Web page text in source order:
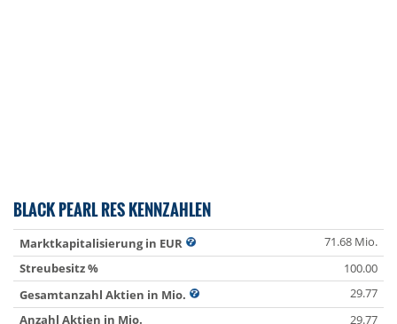
BLACK PEARL RES KENNZAHLEN
Marktkapitalisierung in EUR
71.68 Mio.
Streubesitz %
100.00
Gesamtanzahl Aktien in Mio.
29.77
Anzahl Aktien in Mio.
29.77